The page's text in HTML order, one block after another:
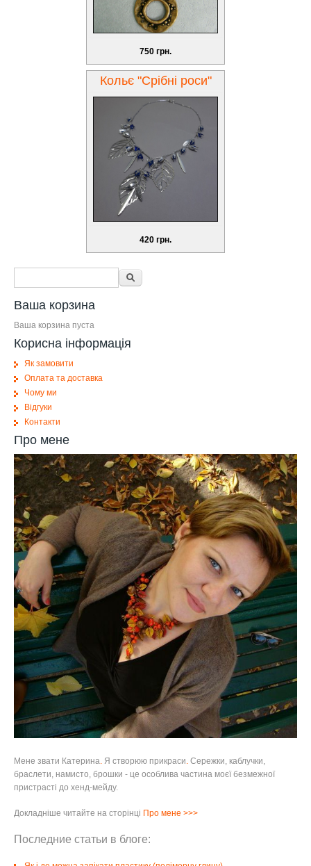
750 грн.
Кольє "Срібні роси"
420 грн.
Форма поиска
Ваша корзина
Ваша корзина пуста
Корисна інформація
Як замовити
Оплата та доставка
Чому ми
Відгуки
Контакти
Про мене
Мене звати Катерина Я створюю прикраси Сережки, каблучки,
браслети, намисто, брошки - це особлива частина моєї безмежної
пристрасті до хенд-мейду.
Докладніше читайте на сторінці Про мене >>>
Последние статьи в блоге: